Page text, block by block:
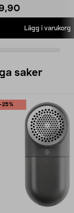
Lägg i varukorg
saker
-25%